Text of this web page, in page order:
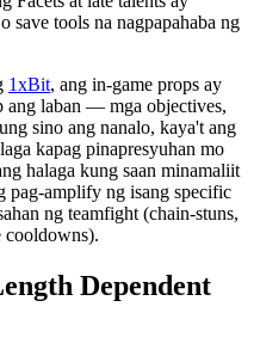
save tools na nagpapahaba ng
1xBit, ang in-game props ay
ang laban — mga objectives,
sino ang nanalo, kaya't ang
kapag pinapresyuhan mo
halaga kung saan minamaliit
pag-amplify ng isang specific
ng teamfight (chain-stuns,
cooldowns).
Dependent